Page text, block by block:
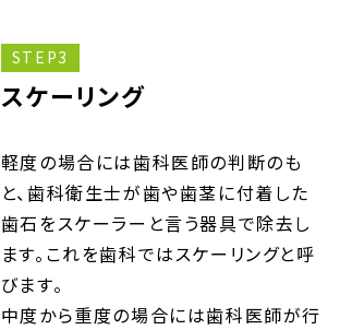
STEP3
スケーリング
軽度の場合には歯科医師の判断のも
と、歯科衛生士が歯や歯茎に付着した
歯石をスケーラーと言う器具で除去し
ます。これを歯科ではスケーリングと呼
びます。
中度から重度の場合には歯科医師が行